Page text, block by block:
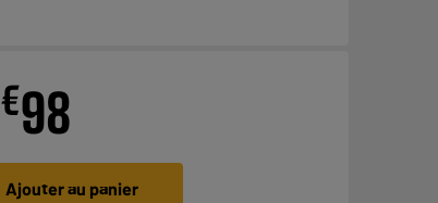
€98
Ajouter au panier